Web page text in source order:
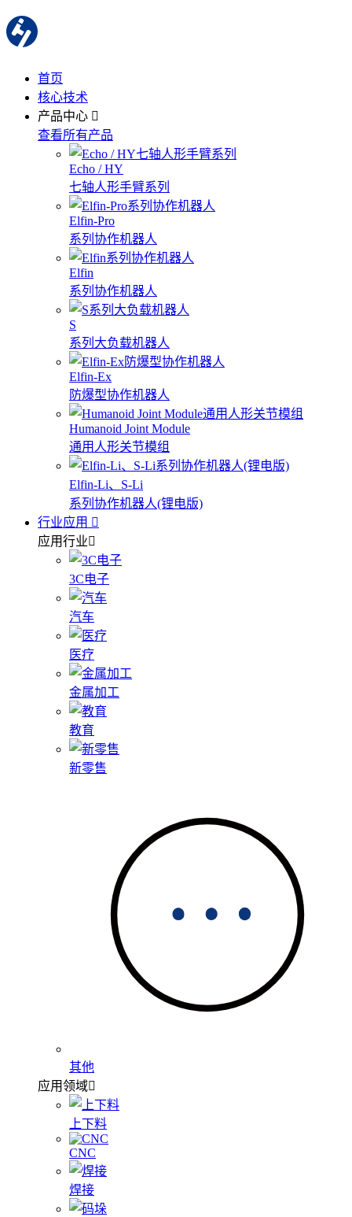
首页
核心技术
产品中心
查看所有产品
Echo / HY
七轴人形手臂系列
Elfin-Pro
系列协作机器人
Elfin
系列协作机器人
S
系列大负载机器人
Elfin-Ex
防爆型协作机器人
Humanoid Joint Module
通用人形关节模组
Elfin-Li、S-Li
系列协作机器人(锂电版)
行业应用
应用行业
3C电子
汽车
医疗
金属加工
教育
新零售
其他
应用领域
上下料
CNC
焊接